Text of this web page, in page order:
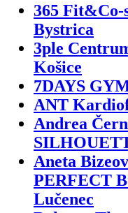
365 Fit&Co-
Bystrica
3ple
Košice
7DAYS
ANT
Andrea
Aneta
PERFECT
Lučenec